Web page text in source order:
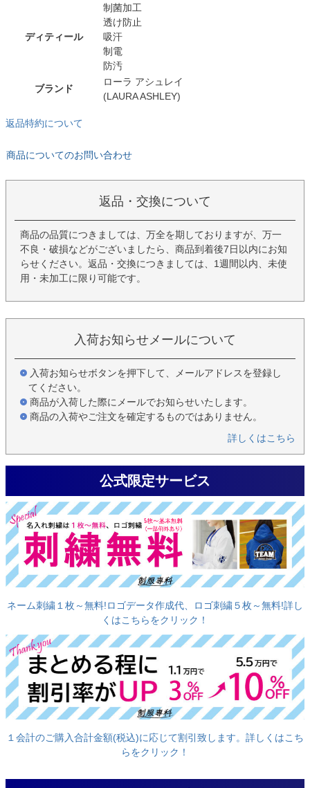
ディティール
制菌加工
透け防止
吸汗
制電
防汚
ブランド
ローラ アシュレイ
(LAURA ASHLEY)
返品特約について
商品についてのお問い合わせ
返品・交換について
商品の品質につきましては、万全を期しておりますが、万一
不良・破損などがございましたら、商品到着後7日以内にお知
らせください。返品・交換につきましては、1週間以内、未使
用・未加工に限り可能です。
入荷お知らせメールについて
入荷お知らせボタンを押下して、メールアドレスを登録し
てください。
商品が入荷した際にメールでお知らせいたします。
商品の入荷やご注文を確定するものではありません。
詳しくはこちら
公式限定サービス
ネーム刺繍１枚～無料!ロゴデータ作成代、ロゴ刺繍５枚～無料!詳し
くはこちらをクリック！
１会計のご購入合計金額(税込)に応じて割引致します。詳しくはこち
らをクリック！